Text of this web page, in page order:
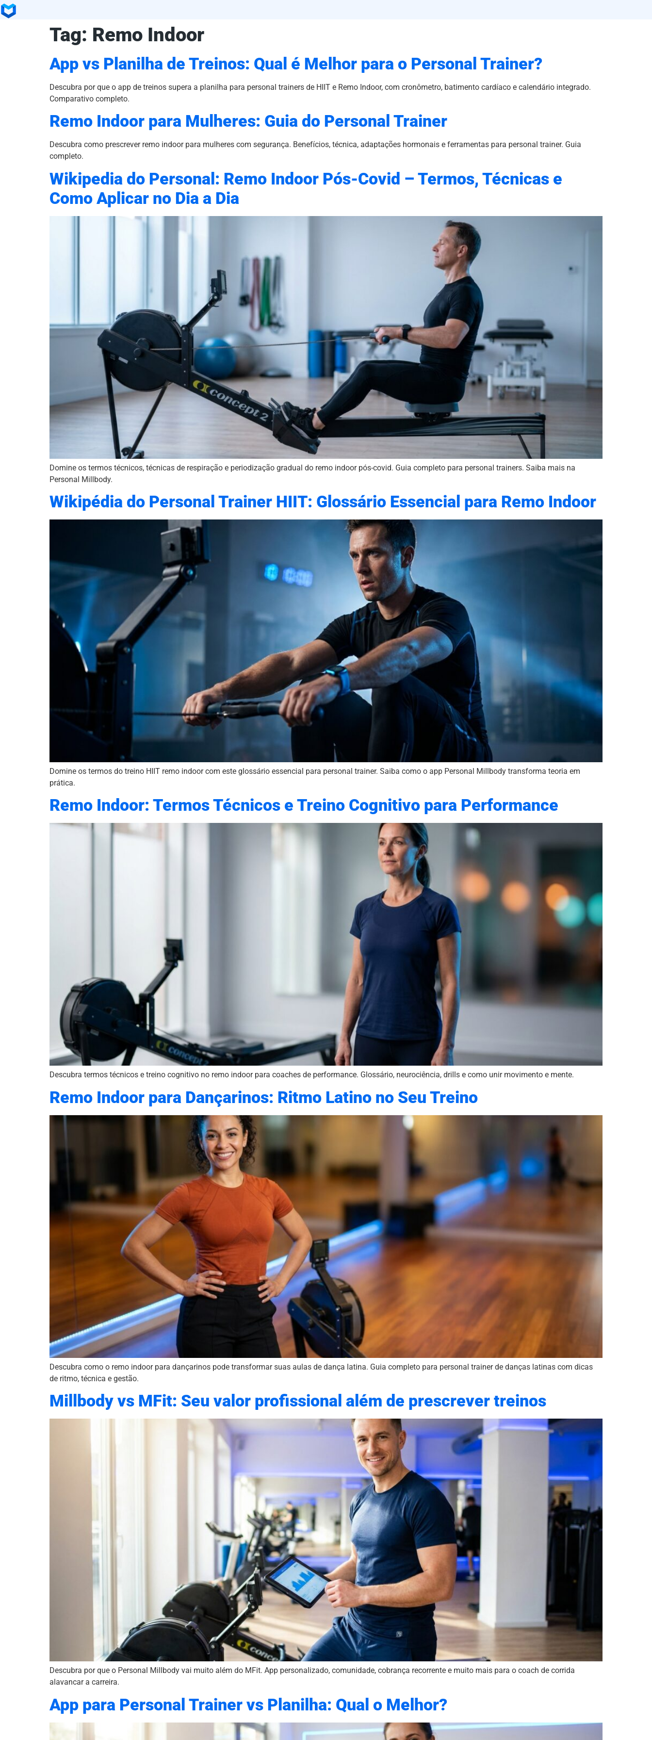
Tag: Remo Indoor
App vs Planilha de Treinos: Qual é Melhor para o Personal Trainer?
Descubra por que o app de treinos supera a planilha para personal trainers de HIIT e Remo Indoor, com cronômetro, batimento cardíaco e calendário integrado.
Comparativo completo.
Remo Indoor para Mulheres: Guia do Personal Trainer
Descubra como prescrever remo indoor para mulheres com segurança. Benefícios, técnica, adaptações hormonais e ferramentas para personal trainer. Guia
completo.
Wikipedia do Personal: Remo Indoor Pós-Covid – Termos, Técnicas e
Como Aplicar no Dia a Dia
Domine os termos técnicos, técnicas de respiração e periodização gradual do remo indoor pós-covid. Guia completo para personal trainers. Saiba mais na
Personal Millbody.
Wikipédia do Personal Trainer HIIT: Glossário Essencial para Remo Indoor
Domine os termos do treino HIIT remo indoor com este glossário essencial para personal trainer. Saiba como o app Personal Millbody transforma teoria em
prática.
Remo Indoor: Termos Técnicos e Treino Cognitivo para Performance
Descubra termos técnicos e treino cognitivo no remo indoor para coaches de performance. Glossário, neurociência, drills e como unir movimento e mente.
Remo Indoor para Dançarinos: Ritmo Latino no Seu Treino
Descubra como o remo indoor para dançarinos pode transformar suas aulas de dança latina. Guia completo para personal trainer de danças latinas com dicas
de ritmo, técnica e gestão.
Millbody vs MFit: Seu valor profissional além de prescrever treinos
Descubra por que o Personal Millbody vai muito além do MFit. App personalizado, comunidade, cobrança recorrente e muito mais para o coach de corrida
alavancar a carreira.
App para Personal Trainer vs Planilha: Qual o Melhor?